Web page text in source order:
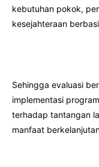
kebutuhan pokok,
kesejahteraan
Sehingga evaluasi
implementasi
terhadap tantangan
manfaat